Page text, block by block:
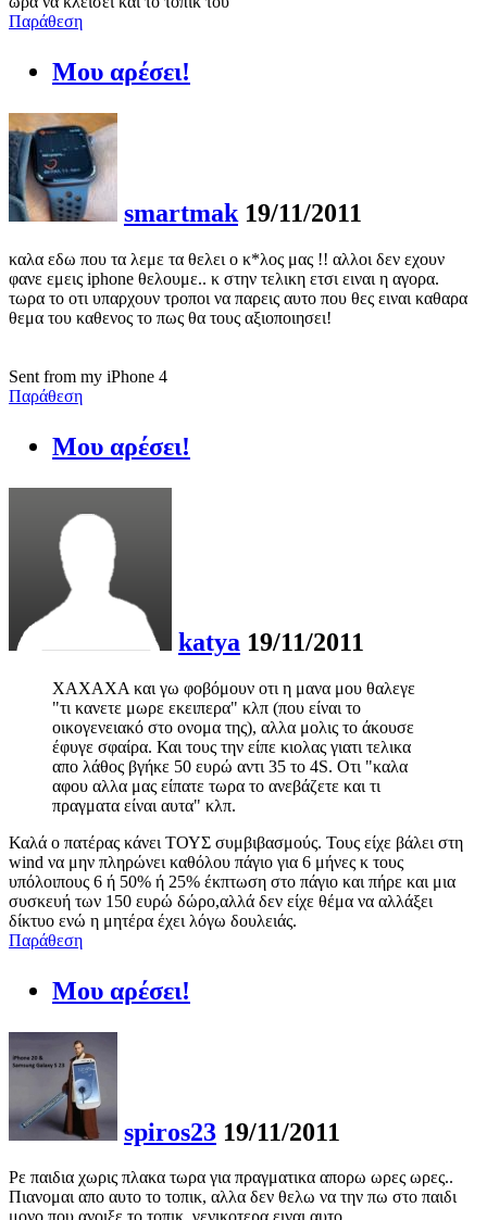
Παράθεση
Μου αρέσει!
smartmak 19/11/2011
καλα εδω που τα λεμε τα θελει ο κ*λος μας !! αλλοι δεν εχουν
φανε εμεις iphone θελουμε.. κ στην τελικη ετσι ειναι η αγορα.
τωρα το οτι υπαρχουν τροποι να παρεις αυτο που θες ειναι καθαρα
θεμα του καθενος το πως θα τους αξιοποιησει!
Sent from my iPhone 4
Παράθεση
Μου αρέσει!
katya 19/11/2011
ΧΑΧΑΧΑ και γω φοβόμουν οτι η μανα μου θαλεγε
"τι κανετε μωρε εκειπερα" κλπ (που είναι το
οικογενειακό στο ονομα της), αλλα μολις το άκουσε
έφυγε σφαίρα. Και τους την είπε κιολας γιατι τελικα
απο λάθος βγήκε 50 ευρώ αντι 35 το 4S. Oτι "καλα
αφου αλλα μας είπατε τωρα το ανεβάζετε και τι
πραγματα είναι αυτα" κλπ.
Καλά ο πατέρας κάνει ΤΟΥΣ συμβιβασμούς. Τους είχε βάλει στη
wind να μην πληρώνει καθόλου πάγιο για 6 μήνες κ τους
υπόλοιπους 6 ή 50% ή 25% έκπτωση στο πάγιο και πήρε και μια
συσκευή των 150 ευρώ δώρο,αλλά δεν είχε θέμα να αλλάξει
δίκτυο ενώ η μητέρα έχει λόγω δουλειάς.
Παράθεση
Μου αρέσει!
spiros23 19/11/2011
Ρε παιδια χωρις πλακα τωρα για πραγματικα απορω ωρες ωρες..
Πιανομαι απο αυτο το τοπικ, αλλα δεν θελω να την πω στο παιδι